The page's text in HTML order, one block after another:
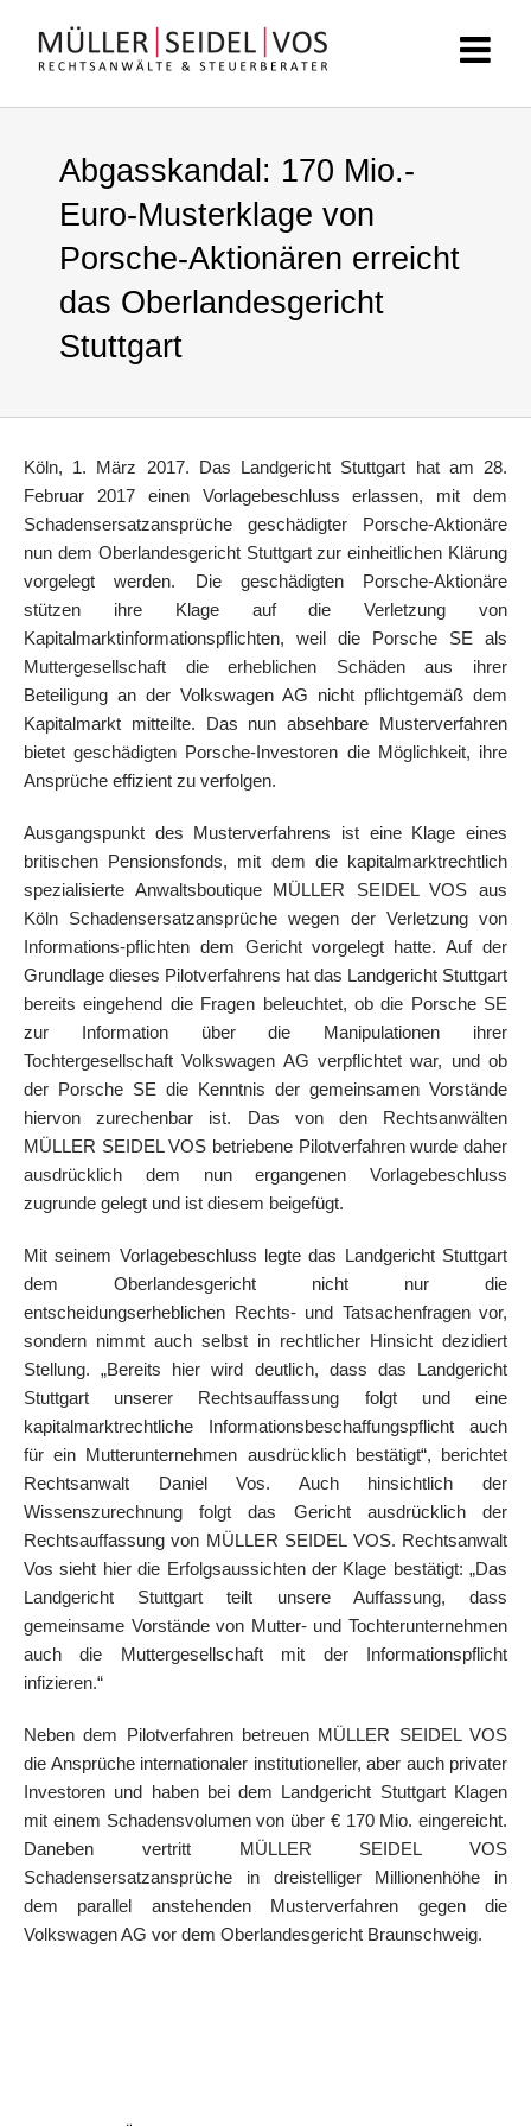
springen
Abgasskandal: 170 Mio.-
Euro-Musterklage von
Porsche-Aktionären erreicht
das Oberlandesgericht
Stuttgart
Köln, 1. März 2017. Das Landgericht Stuttgart hat am 28.
Februar 2017 einen Vorlagebeschluss erlassen, mit dem
Schadensersatzansprüche geschädigter Porsche-Aktionäre
nun dem Oberlandesgericht Stuttgart zur einheitlichen Klärung
vorgelegt werden. Die geschädigten Porsche-Aktionäre
stützen ihre Klage auf die Verletzung von
Kapitalmarktinformationspflichten, weil die Porsche SE als
Muttergesellschaft die erheblichen Schäden aus ihrer
Beteiligung an der Volkswagen AG nicht pflichtgemäß dem
Kapitalmarkt mitteilte. Das nun absehbare Musterverfahren
bietet geschädigten Porsche-Investoren die Möglichkeit, ihre
Ansprüche effizient zu verfolgen.
Ausgangspunkt des Musterverfahrens ist eine Klage eines
britischen Pensionsfonds, mit dem die kapitalmarktrechtlich
spezialisierte Anwaltsboutique MÜLLER SEIDEL VOS aus
Köln Schadensersatzansprüche wegen der Verletzung von
Informations-pflichten dem Gericht vorgelegt hatte. Auf der
Grundlage dieses Pilotverfahrens hat das Landgericht Stuttgart
bereits eingehend die Fragen beleuchtet, ob die Porsche SE
zur Information über die Manipulationen ihrer
Tochtergesellschaft Volkswagen AG verpflichtet war, und ob
der Porsche SE die Kenntnis der gemeinsamen Vorstände
hiervon zurechenbar ist. Das von den Rechtsanwälten
MÜLLER SEIDEL VOS betriebene Pilotverfahren wurde daher
ausdrücklich dem nun ergangenen Vorlagebeschluss
zugrunde gelegt und ist diesem beigefügt.
Mit seinem Vorlagebeschluss legte das Landgericht Stuttgart
dem Oberlandesgericht nicht nur die
entscheidungserheblichen Rechts- und Tatsachenfragen vor,
sondern nimmt auch selbst in rechtlicher Hinsicht dezidiert
Stellung. „Bereits hier wird deutlich, dass das Landgericht
Stuttgart unserer Rechtsauffassung folgt und eine
kapitalmarktrechtliche Informationsbeschaffungspflicht auch
für ein Mutterunternehmen ausdrücklich bestätigt“, berichtet
Rechtsanwalt Daniel Vos. Auch hinsichtlich der
Wissenszurechnung folgt das Gericht ausdrücklich der
Rechtsauffassung von MÜLLER SEIDEL VOS. Rechtsanwalt
Vos sieht hier die Erfolgsaussichten der Klage bestätigt: „Das
Landgericht Stuttgart teilt unsere Auffassung, dass
gemeinsame Vorstände von Mutter- und Tochterunternehmen
auch die Muttergesellschaft mit der Informationspflicht
infizieren.“
Neben dem Pilotverfahren betreuen MÜLLER SEIDEL VOS
die Ansprüche internationaler institutioneller, aber auch privater
Investoren und haben bei dem Landgericht Stuttgart Klagen
mit einem Schadensvolumen von über € 170 Mio. eingereicht.
Daneben vertritt MÜLLER SEIDEL VOS
Schadensersatzansprüche in dreistelliger Millionenhöhe in
dem parallel anstehenden Musterverfahren gegen die
Volkswagen AG vor dem Oberlandesgericht Braunschweig.